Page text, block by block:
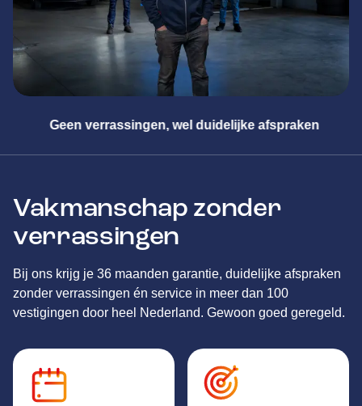
Meester in alle merken
Vakmanschap zonder
verrassingen
Bij ons krijg je 36 maanden garantie, duidelijke afspraken
zonder verrassingen én service in meer dan 100
vestigingen door heel Nederland. Gewoon goed geregeld.